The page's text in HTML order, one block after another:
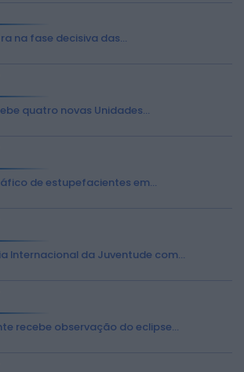
Caria. Todos os direitos
reservados.
na fase decisiva das...
quatro novas Unidades...
de estupefacientes em...
Internacional da Juventude com...
recebe observação do eclipse...